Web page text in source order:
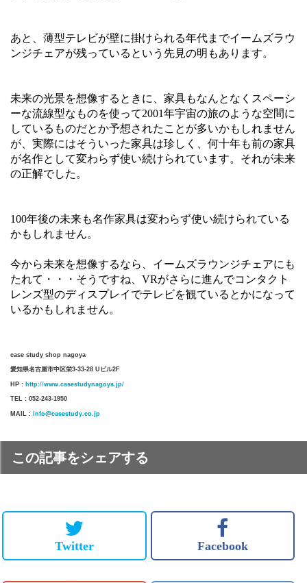
あと、薄型テレビが壁に掛けられる年代までイームズラウ
ンジチェアが残っているという先見の明もあります。
未来の光景を想像するときに、家具もなんとなくスペーシ
ーな流線型なものを使って2001年宇宙の旅のような空間に
しているものだとか予想されたことが多いかもしれません
が、実際にはそういった家具は珍しく、何十年も前の家具
が名作として変わらず使い続けられています。それが未来
の正解でした。
100年後の未来も名作家具は変わらず使い続けられている
かもしれません。
今から未来を想像するなら、イームズラウンジチェアにも
たれて・・・そうですね、VRがさらに進んでコンタクト
レンズ型のディスプレイでテレビを観ているとかになって
いるかもしれません。
case study shop nagoya
愛知県名古屋市中区栄3-33-28 Uビル2F
HP : http://www.casestudynagoya.jp/
TEL : 052-243-1950
MAIL : info@casestudy.co.jp
この記事をシェアする
Twitter Facebook